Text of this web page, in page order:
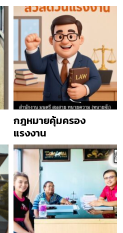
กฎหมายคุ้มครอง
แรงงาน